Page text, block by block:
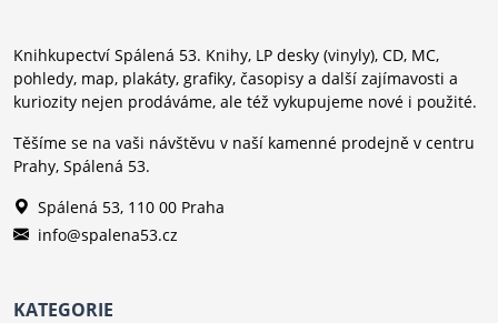
Knihkupectví Spálená 53. Knihy, LP desky (vinyly), CD, MC,
pohledy, map, plakáty, grafiky, časopisy a další zajímavosti a
kuriozity nejen prodáváme, ale též vykupujeme nové i použité.
Těšíme se na vaši návštěvu v naší kamenné prodejně v centru
Prahy, Spálená 53.
Spálená 53, 110 00 Praha
info@spalena53.cz
KATEGORIE